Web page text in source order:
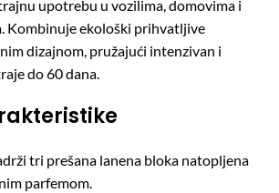
upotrebu u vozilima, domovima i
Kombinuje ekološki prihvatljive
dizajnom, pružajući intenzivan i
do 60 dana.
tri prešana lanena bloka natopljena
parfemom.